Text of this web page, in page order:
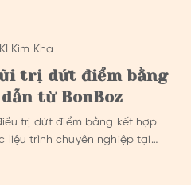
Kim Kha
trị dứt điểm bằng
từ BonBoz
trị dứt điểm bằng kết hợp
liệu trình chuyên nghiệp tại